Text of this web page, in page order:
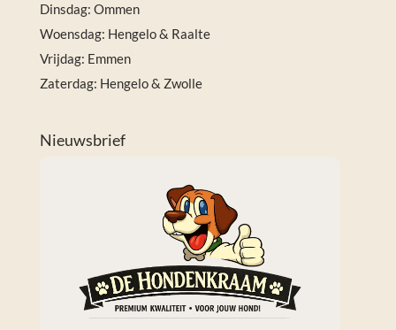
Dinsdag: Ommen
Woensdag: Hengelo & Raalte
Vrijdag: Emmen
Zaterdag: Hengelo & Zwolle
Nieuwsbrief